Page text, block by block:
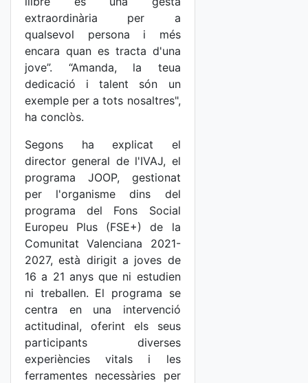
extraordinària per a
qualsevol persona i més
encara quan es tracta d'una
jove”. “Amanda, la teua
dedicació i talent són un
exemple per a tots nosaltres",
ha conclòs.
Segons ha explicat el
director general de l'IVAJ, el
programa JOOP, gestionat
per l'organisme dins del
programa del Fons Social
Europeu Plus (FSE+) de la
Comunitat Valenciana 2021-
2027, està dirigit a joves de
16 a 21 anys que ni estudien
ni treballen. El programa se
centra en una intervenció
actitudinal, oferint els seus
participants diverses
experiències vitals i les
ferramentes necessàries per